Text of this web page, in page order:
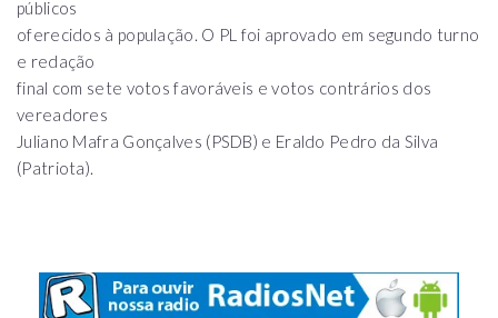
públicos
oferecidos à população. O PL foi aprovado em segundo turno
e redação
final com sete votos favoráveis e votos contrários dos
vereadores
Juliano Mafra Gonçalves (PSDB) e Eraldo Pedro da Silva
(Patriota).